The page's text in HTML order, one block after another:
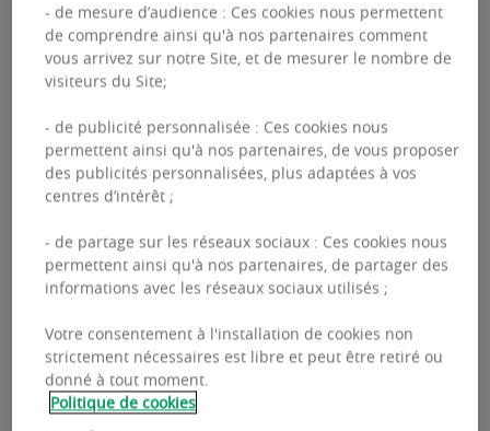
Sans surprise la crise de la Covid-19 n’aura pas
été sans conséquence pour le secteur de
l’immobilier en France.
Toutefois, le marché des Résidences Services
Séniors (RSS) aura su faire preuve d’une certaine
résilience. Ces actifs s’inscrivent aujourd’hui
clairement comme un produit à ne pas négliger
au vu des fortes perspectives de croissance de
la population âgée en France.
- de mesure d’audience : Ces cookies nous permettent
de comprendre ainsi qu'à nos partenaires comment
vous arrivez sur notre Site, et de mesurer le nombre de
visiteurs du Site;
- de publicité personnalisée : Ces cookies nous
permettent ainsi qu'à nos partenaires, de vous proposer
des publicités personnalisées, plus adaptées à vos
centres d’intérêt ;
- de partage sur les réseaux sociaux : Ces cookies nous
permettent ainsi qu'à nos partenaires, de partager des
informations avec les réseaux sociaux utilisés ;
Votre consentement à l'installation de cookies non
strictement nécessaires est libre et peut être retiré ou
donné à tout moment.
Politique de cookies